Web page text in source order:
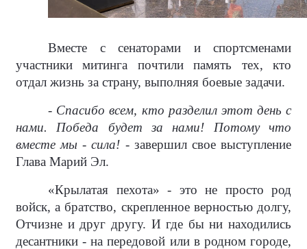
Вместе с сенаторами и спортсменами
участники митинга почтили память тех, кто
отдал жизнь за страну, выполняя боевые задачи.
- Спасибо всем, кто разделил этот день с
нами. Победа будет за нами! Потому что
вместе мы - сила! - завершил свое выступление
Глава Марий Эл.
«Крылатая пехота» - это не просто род
войск, а братство, скрепленное верностью долгу,
Отчизне и друг другу. И где бы ни находились
десантники - на передовой или в родном городе,